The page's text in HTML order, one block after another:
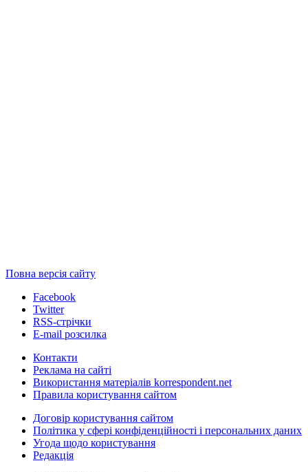
Повна версія сайту
Facebook
Twitter
RSS-стрічки
E-mail розсилка
Контакти
Реклама на сайті
Використання матеріалів korrespondent.net
Правила користування сайтом
Договір користування сайтом
Політика у сфері конфіденційності і персональних даних
Угода щодо користування
Редакція